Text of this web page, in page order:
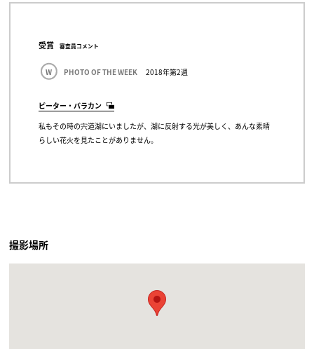
受賞 審査員コメント
W PHOTO OF THE WEEK 2018年第2週
ピーター・バラカン
私もその時の宍道湖にいましたが、湖に反射する光が美しく、あんな素晴
らしい花火を見たことがありません。
撮影場所